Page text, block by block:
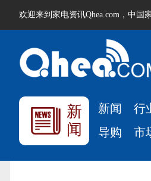
欢迎来到家电资讯Qhea.com，中国
新
闻
新闻 行
导购
市